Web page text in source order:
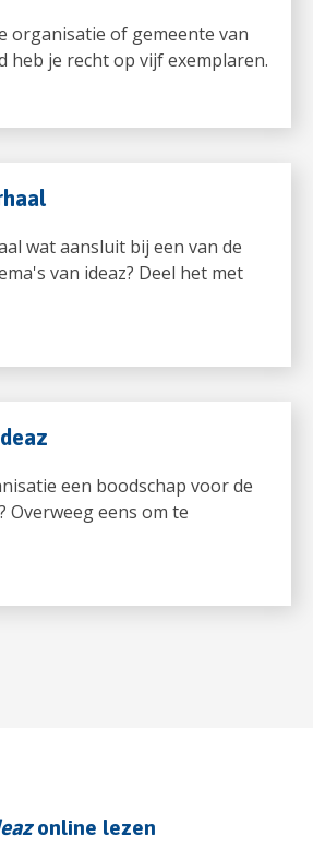
organisatie of gemeente van
heb je recht op vijf exemplaren.
wat aansluit bij een van de
van ideaz? Deel het met
een boodschap voor de
Overweeg eens om te
online lezen